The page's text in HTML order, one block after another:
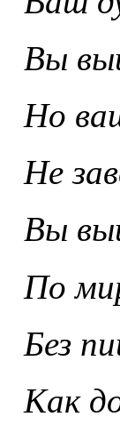
Вы
Но
Не
Вы
По
Без
Как